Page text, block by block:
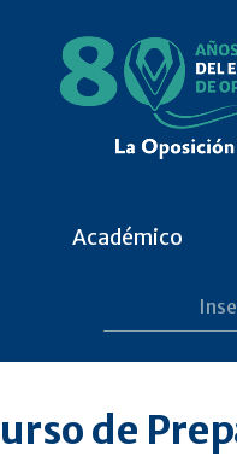
Académico
de